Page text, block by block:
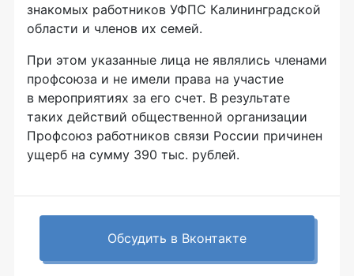
знакомых работников УФПС Калининградской
области и членов их семей.
При этом указанные лица не являлись членами
профсоюза и не имели права на участие
в мероприятиях за его счет. В результате
таких действий общественной организации
Профсоюз работников связи России причинен
ущерб на сумму 390 тыс. рублей.
Обсудить в Вконтакте